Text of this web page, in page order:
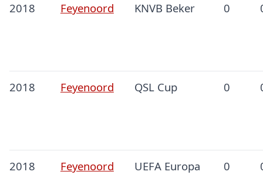
2018 Feyenoord KNVB Beker 0
2018 Feyenoord QSL Cup 0
2018 Feyenoord
UEFA Europa
0